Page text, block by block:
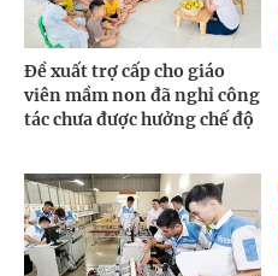
Đề xuất trợ cấp cho giáo
viên mầm non đã nghỉ công
tác chưa được hưởng chế độ